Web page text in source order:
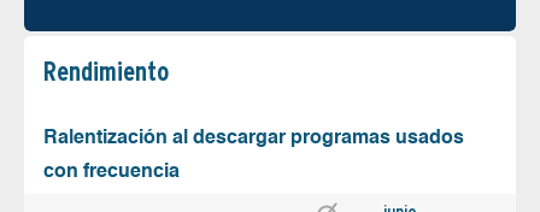
Rendimiento
Ralentización al descargar programas usados
con frecuencia